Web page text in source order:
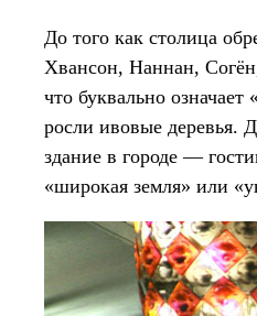
До того как столица
Хвансон, Наннан,
что буквально
росли ивовые деревья.
здание в городе —
«широкая земля» или